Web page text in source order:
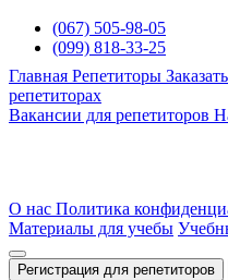
(067) 505-98-05
(099) 818-33-25
Главная Репетиторы
репетиторах
Вакансии для репетиторов
О нас Политика
Материалы для учебы
Регистрация для репетиторов